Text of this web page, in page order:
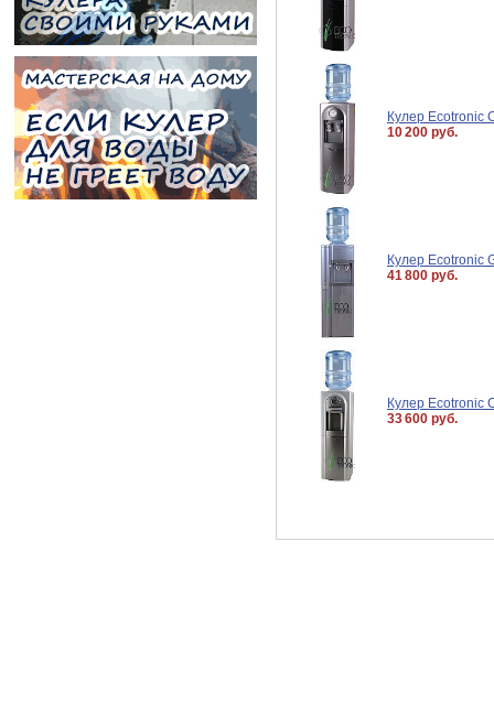
Кулер Ecotronic
10 200 руб.
Кулер Ecotronic
41 800 руб.
Кулер Ecotronic
33 600 руб.